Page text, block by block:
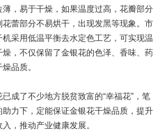
，易于干燥，如果温度过高，花瓣部分
蕾部分不易烘干，出现发黑等现象。市
采用低温平衡去水定色工艺，可实现温
，不仅保留了金银花的色泽、香味、药
品质。
了不少地方脱贫致富的“幸福花”，笔
力下，定能保证金银花干燥品质，提升
，推动产业健康发展。